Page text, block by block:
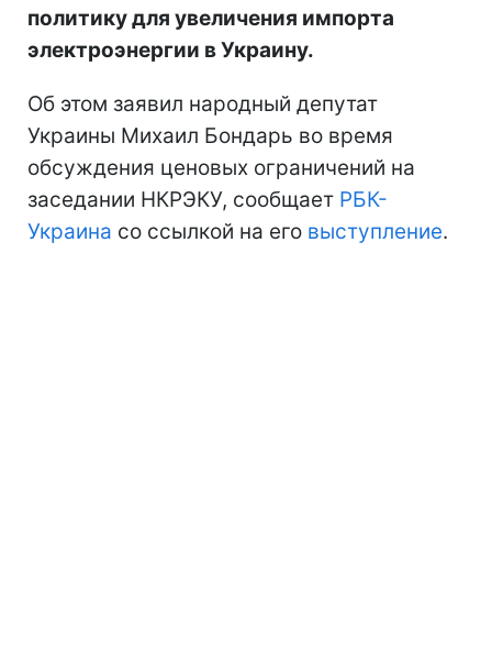
политику для увеличения импорта
электроэнергии в Украину.
Об этом заявил народный депутат
Украины Михаил Бондарь во время
обсуждения ценовых ограничений на
заседании НКРЭКУ, сообщает РБК-
Украина со ссылкой на его выступление.